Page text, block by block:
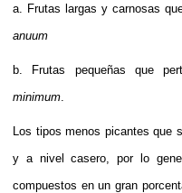
a. Frutas largas y carnosas
anuum
b. Frutas pequeñas que
minimum
Los tipos menos picantes que
y a nivel casero, por lo
compuestos en un gran